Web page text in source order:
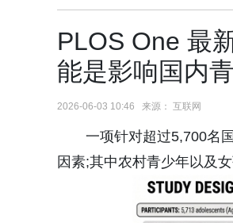
PLOS One 最
能是影响国内
2026-06-03 10:46 来源： 互联网
一项针对超过5,700名
因素;其中农村青少年以及